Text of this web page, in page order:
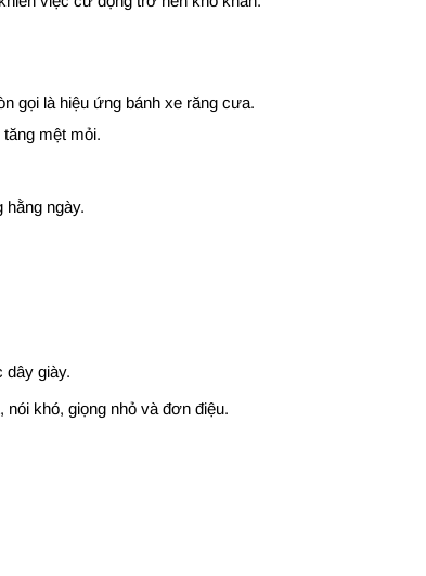
gọi là hiệu ứng bánh xe răng cưa.
mệt mỏi.
ngày.
dây giày.
khó, giọng nhỏ và đơn điệu.